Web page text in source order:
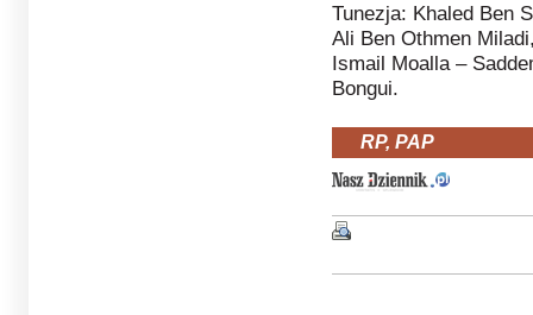
Tunezja: Khaled Ben
Ali Ben Othmen
Ismail Moalla –
Bongui.
RP, PAP